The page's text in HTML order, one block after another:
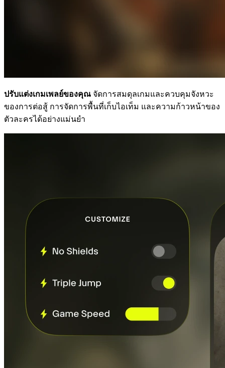
ปรับแต่งเกมเพลย์ของคุณ จัดการสมดุลเกมและควบคุมจังหวะ
ของการต่อสู้ การจัดการพื้นที่เก็บไอเท็ม และความก้าวหน้าของ
ตัวละครได้อย่างแม่นยำ